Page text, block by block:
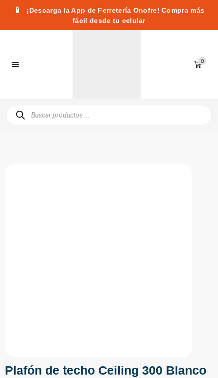
📱
¡Descarga la App de Ferretería Onofre! Compra más
fácil desde tu celular
0
Plafón de techo Ceiling 300 Blanco